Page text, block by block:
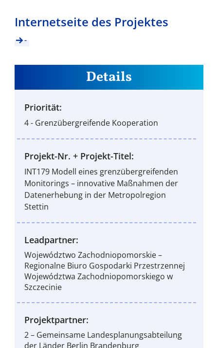
Internetseite des Projektes
-
Details
Priorität:
4 - Grenzübergreifende Kooperation
Projekt-Nr. + Projekt-Titel:
INT179 Modell eines grenzübergreifenden
Monitorings – innovative Maßnahmen der
Datenerhebung in der Metropolregion
Stettin
Leadpartner:
Województwo Zachodniopomorskie –
Regionalne Biuro Gospodarki Przestrzennej
Województwa Zachodniopomorskiego w
Szczecinie
Projektpartner:
2 – Gemeinsame Landesplanungsabteilung
der Länder Berlin Brandenburg